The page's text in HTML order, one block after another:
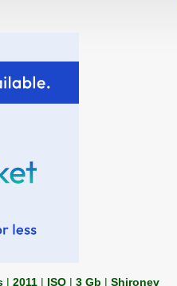
| 2011| ISO| 3 Gb | Shironev